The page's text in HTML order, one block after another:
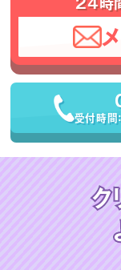
24時
受付時
ク